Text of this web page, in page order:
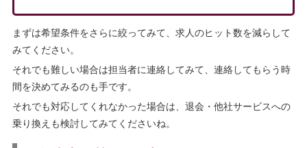
まずは希望条件をさらに絞ってみて、求人のヒット数を減らして
みてください。
それでも難しい場合は担当者に連絡してみて、連絡してもらう時
間を決めてみるのも手です。
それでも対応してくれなかった場合は、退会・他社サービスへの
乗り換えも検討してみてくださいね。